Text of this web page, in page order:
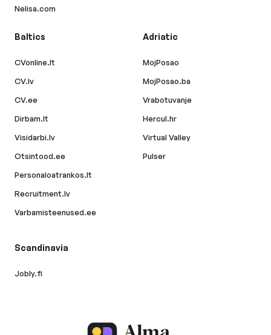
Nelisa.com
Baltics
CVonline.lt
CV.lv
CV.ee
Dirbam.lt
Visidarbi.lv
Otsintood.ee
Personaloatrankos.lt
Recruitment.lv
Varbamisteenused.ee
Adriatic
MojPosao
MojPosao.ba
Vrabotuvanje
Hercul.hr
Virtual Valley
Pulser
Scandinavia
Jobly.fi